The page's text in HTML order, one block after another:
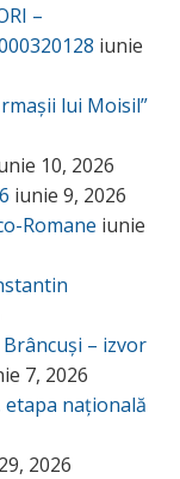
–
iunie
lui Moisil”
10, 2026
iunie 9, 2026
Romane iunie
– izvor
7, 2026
națională
2026